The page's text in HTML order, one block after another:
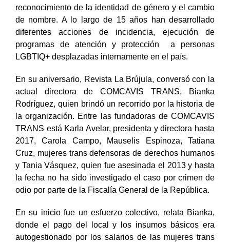
reconocimiento de la identidad de género y el cambio
de nombre. A lo largo de 15 años han desarrollado
diferentes acciones de incidencia, ejecución de
programas de atención y protección a personas
LGBTIQ+ desplazadas internamente en el país.
En su aniversario, Revista La Brújula, conversó con la
actual directora de COMCAVIS TRANS, Bianka
Rodríguez, quien brindó un recorrido por la historia de
la organización. Entre las fundadoras de COMCAVIS
TRANS está Karla Avelar, presidenta y directora hasta
2017, Carola Campo, Mauselis Espinoza, Tatiana
Cruz, mujeres trans defensoras de derechos humanos
y Tania Vásquez, quien fue asesinada el 2013 y hasta
la fecha no ha sido investigado el caso por crimen de
odio por parte de la Fiscalía General de la República.
En su inicio fue un esfuerzo colectivo, relata Bianka,
donde el pago del local y los insumos básicos era
autogestionado por los salarios de las mujeres trans